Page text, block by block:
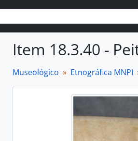
Item 18.3.40 -
Museológico Etnográfica MNPI